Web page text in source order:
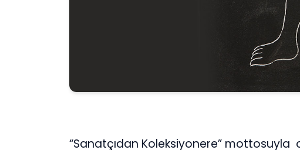
“Sanatçıdan Koleksiyonere”